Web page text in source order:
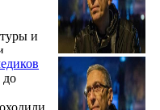
и
во
до